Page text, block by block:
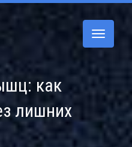
как
лишних